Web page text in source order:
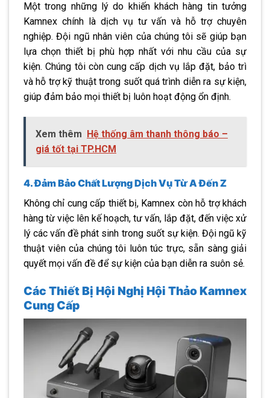
Một trong những lý do khiến khách hàng tin tưởng
Kamnex chính là dịch vụ tư vấn và hỗ trợ chuyên
nghiệp. Đội ngũ nhân viên của chúng tôi sẽ giúp bạn
lựa chọn thiết bị phù hợp nhất với nhu cầu của sự
kiện. Chúng tôi còn cung cấp dịch vụ lắp đặt, bảo trì
và hỗ trợ kỹ thuật trong suốt quá trình diễn ra sự kiện,
giúp đảm bảo mọi thiết bị luôn hoạt động ổn định.
Xem thêm
Hệ thống âm thanh thông báo –
giá tốt tại TP.HCM
4. Đảm Bảo Chất Lượng Dịch Vụ Từ A Đến Z
Không chỉ cung cấp thiết bị, Kamnex còn hỗ trợ khách
hàng từ việc lên kế hoạch, tư vấn, lắp đặt, đến việc xử
lý các vấn đề phát sinh trong suốt sự kiện. Đội ngũ kỹ
thuật viên của chúng tôi luôn túc trực, sẵn sàng giải
quyết mọi vấn đề để sự kiện của bạn diễn ra suôn sẻ.
Các Thiết Bị Hội Nghị Hội Thảo Kamnex
Cung Cấp